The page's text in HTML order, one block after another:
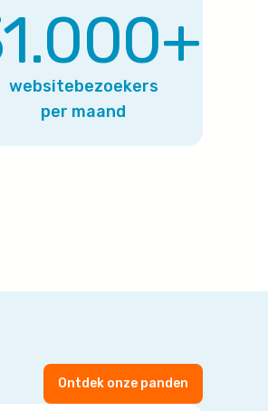
+
websitebezoekers
per maand
Ontdek onze panden